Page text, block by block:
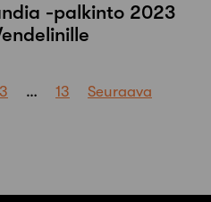
-palkinto 2023
3 … 13 Seuraava